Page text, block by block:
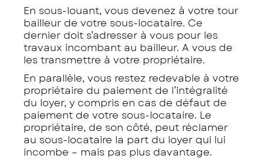
En sous-louant, vous devenez à votre tour
bailleur de votre sous-locataire. Ce
dernier doit s’adresser à vous pour les
travaux incombant au bailleur. A vous de
les transmettre à votre propriétaire.
En parallèle, vous restez redevable à votre
propriétaire du paiement de l’intégralité
du loyer, y compris en cas de défaut de
paiement de votre sous-locataire. Le
propriétaire, de son côté, peut réclamer
au sous-locataire la part du loyer qui lui
incombe – mais pas plus davantage.